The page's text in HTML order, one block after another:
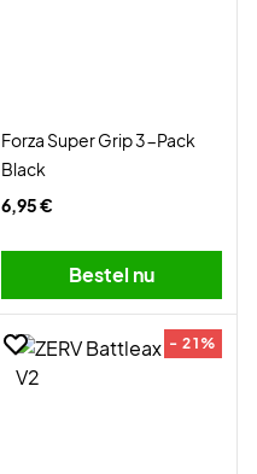
Forza Super Grip 3-Pack
Black
6,95 €
Bestel nu
- 21%